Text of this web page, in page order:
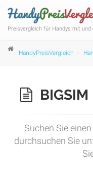
Preisvergleich für Handys mit und
HandyPreisVergleich
BIGSIM
Suchen Sie
durchsuchen Sie